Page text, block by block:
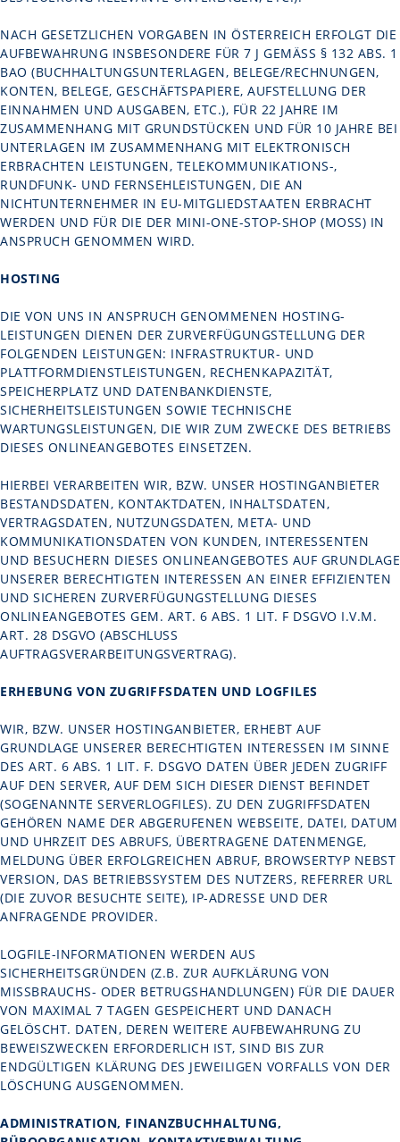
NACH GESETZLICHEN VORGABEN IN ÖSTERREICH ERFOLGT DIE
AUFBEWAHRUNG INSBESONDERE FÜR 7 J GEMÄSS § 132 ABS. 1 B
AO (BUCHHALTUNGSUNTERLAGEN, BELEGE/RECHNUNGEN, K
ONTEN, BELEGE, GESCHÄFTSPAPIERE, AUFSTELLUNG DER E
INNAHMEN UND AUSGABEN, ETC.), FÜR 22 JAHRE IM Z
USAMMENHANG MIT GRUNDSTÜCKEN UND FÜR 10 JAHRE BEI U
NTERLAGEN IM ZUSAMMENHANG MIT ELEKTRONISCH E
RBRACHTEN LEISTUNGEN, TELEKOMMUNIKATIONS-, R
UNDFUNK- UND FERNSEHLEISTUNGEN, DIE AN N
ICHTUNTERNEHMER IN EU-MITGLIEDSTAATEN ERBRACHT W
ERDEN UND FÜR DIE DER MINI-ONE-STOP-SHOP (MOSS) IN A
NSPRUCH GENOMMEN WIRD.
HOSTING
DIE VON UNS IN ANSPRUCH GENOMMENEN HOSTING-
LEISTUNGEN DIENEN DER ZURVERFÜGUNGSTELLUNG DER
FOLGENDEN LEISTUNGEN: INFRASTRUKTUR- UND
PLATTFORMDIENSTLEISTUNGEN, RECHENKAPAZITÄT,
SPEICHERPLATZ UND DATENBANKDIENSTE,
SICHERHEITSLEISTUNGEN SOWIE TECHNISCHE
WARTUNGSLEISTUNGEN, DIE WIR ZUM ZWECKE DES BETRIEBS
DIESES ONLINEANGEBOTES EINSETZEN.
HIERBEI VERARBEITEN WIR, BZW. UNSER HOSTINGANBIETER
BESTANDSDATEN, KONTAKTDATEN, INHALTSDATEN,
VERTRAGSDATEN, NUTZUNGSDATEN, META- UND
KOMMUNIKATIONSDATEN VON KUNDEN, INTERESSENTEN
UND BESUCHERN DIESES ONLINEANGEBOTES AUF GRUNDLAGE
UNSERER BERECHTIGTEN INTERESSEN AN EINER EFFIZIENTEN
UND SICHEREN ZURVERFÜGUNGSTELLUNG DIESES
ONLINEANGEBOTES GEM. ART. 6 ABS. 1 LIT. F DSGVO I.V.M.
ART. 28 DSGVO (ABSCHLUSS
AUFTRAGSVERARBEITUNGSVERTRAG).
ERHEBUNG VON ZUGRIFFSDATEN UND LOGFILES
WIR, BZW. UNSER HOSTINGANBIETER, ERHEBT AUF
GRUNDLAGE UNSERER BERECHTIGTEN INTERESSEN IM SINNE
DES ART. 6 ABS. 1 LIT. F. DSGVO DATEN ÜBER JEDEN ZUGRIFF
AUF DEN SERVER, AUF DEM SICH DIESER DIENST BEFINDET
(SOGENANNTE SERVERLOGFILES). ZU DEN ZUGRIFFSDATEN
GEHÖREN NAME DER ABGERUFENEN WEBSEITE, DATEI, DATUM
UND UHRZEIT DES ABRUFS, ÜBERTRAGENE DATENMENGE,
MELDUNG ÜBER ERFOLGREICHEN ABRUF, BROWSERTYP NEBST
VERSION, DAS BETRIEBSSYSTEM DES NUTZERS, REFERRER URL
(DIE ZUVOR BESUCHTE SEITE), IP-ADRESSE UND DER
ANFRAGENDE PROVIDER.
LOGFILE-INFORMATIONEN WERDEN AUS
SICHERHEITSGRÜNDEN (Z.B. ZUR AUFKLÄRUNG VON
MISSBRAUCHS- ODER BETRUGSHANDLUNGEN) FÜR DIE DAUER
VON MAXIMAL 7 TAGEN GESPEICHERT UND DANACH
GELÖSCHT. DATEN, DEREN WEITERE AUFBEWAHRUNG ZU
BEWEISZWECKEN ERFORDERLICH IST, SIND BIS ZUR
ENDGÜLTIGEN KLÄRUNG DES JEWEILIGEN VORFALLS VON DER
LÖSCHUNG AUSGENOMMEN.
ADMINISTRATION, FINANZBUCHHALTUNG,